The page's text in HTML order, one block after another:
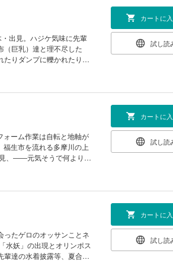
出見。ハジケ気味に先輩
（巨乳）達と理不尽した
たりダンプに轢かれたりと
カートに
試し読
ーム作業は自転と地軸が
生市を流れる多摩川の上
、――元気そうで何よりで
カートに
試し読
ったゲロのオッサンことネ
妖」の出現とオリンポス
達の水着披露等、夏合宿
カートに
試し読